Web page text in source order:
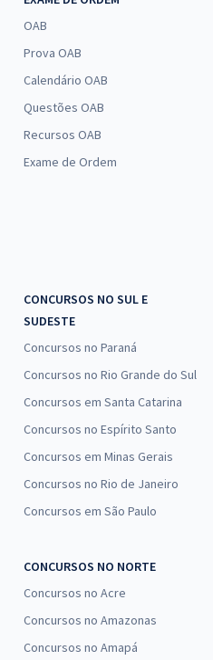
- Pós-Edital
à vista
R$25,99
R$ 77,98 (-20%)
de Técnicos em Radiologia -
o Cargo de Analista Técnico/
R$ 59,98 (-20%)
OAB
Prova OAB
Calendário OAB
Questões OAB
Recursos OAB
Exame de Ordem
CONCURSOS NO SUL E
SUDESTE
Concursos no Paraná
Concursos no Rio Grande do Sul
Concursos em Santa Catarina
Concursos no Espírito Santo
Concursos em Minas Gerais
Concursos no Rio de Janeiro
Concursos em São Paulo
CONCURSOS NO NORTE
Concursos no Acre
Concursos no Amazonas
Concursos no Amapá